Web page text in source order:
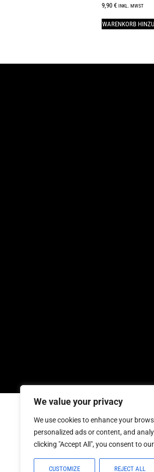
We value your privacy
We use cookies to enhance your
personalized ads or content, and
clicking "Accept All", you consent to
CUSTOMIZE REJECT ALL
9,90 € INKL. MWST
WARENKORB